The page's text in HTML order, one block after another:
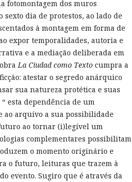
fotomontagem dos muros
dia de protestos, ao lado de
à montagem em forma de
expor temporalidades, autoria e
e a mediação deliberada em
La Ciudad como Texto cumpra a
atestar o segredo anárquico
sua natureza protética e suas
esta dependência de um
ao arquivo a sua possibilidade
ao tornar (i)legível um
complementares possibilitam
o momento originário e
o futuro, leituras que trazem à
evento. Sugiro que é através da